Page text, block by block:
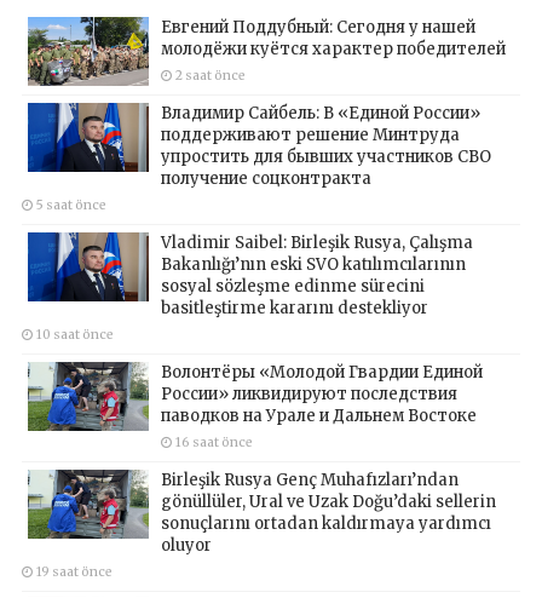
Евгений Поддубный: Сегодня у нашей
молодёжи куётся характер победителей
2 saat önce
Владимир Сайбель: В «Единой России»
поддерживают решение Минтруда
упростить для бывших участников СВО
получение соцконтракта
5 saat önce
Vladimir Saibel: Birleşik Rusya, Çalışma
Bakanlığı’nın eski SVO katılımcılarının
sosyal sözleşme edinme sürecini
basitleştirme kararını destekliyor
10 saat önce
Волонтёры «Молодой Гвардии Единой
России» ликвидируют последствия
паводков на Урале и Дальнем Востоке
16 saat önce
Birleşik Rusya Genç Muhafızları’ndan
gönüllüler, Ural ve Uzak Doğu’daki sellerin
sonuçlarını ortadan kaldırmaya yardımcı
oluyor
19 saat önce